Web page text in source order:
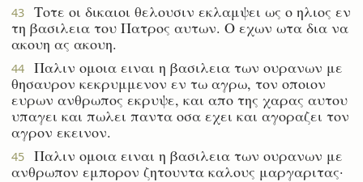
43
Τοτε οι δικαιοι θελουσιν εκλαμψει ως ο ηλιος εν
τη βασιλεια του Πατρος αυτων. Ο εχων ωτα δια να
ακουη ας ακουη.
44
Παλιν ομοια ειναι η βασιλεια των ουρανων με
θησαυρον κεκρυμμενον εν τω αγρω, τον οποιον
ευρων ανθρωπος εκρυψε, και απο της χαρας αυτου
υπαγει και πωλει παντα οσα εχει και αγοραζει τον
αγρον εκεινον.
45
Παλιν ομοια ειναι η βασιλεια των ουρανων με
ανθρωπον εμπορον ζητουντα καλους μαργαριτας·